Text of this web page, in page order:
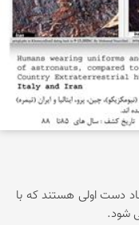
دست اولی هستند که با
شود.